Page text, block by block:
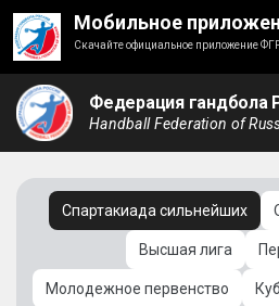
Мобильное
Скачайте официальное приложение
Федерация гандбола
Handball Federation of
Спартакиада сильнейших
Высшая лига
Молодежное первенство